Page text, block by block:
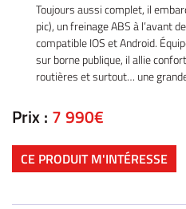
d’occasion
Services
votre véhicule
Actualités
Contact
Toujours aussi complet, il
pic), un freinage ABS à l’avant
compatible IOS et Android.
sur borne publique, il allie
routières et surtout… une
Prix : 7 990€
CE PRODUIT M'INTÉRESSE